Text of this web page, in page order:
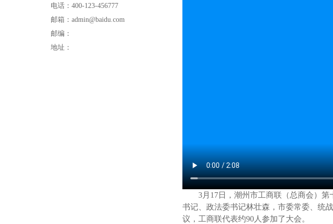
电话：400-123-456777
邮箱：admin@baidu.com
邮编：
地址：
3月 17日，潮州市工商联（总商会）
书记、政法委书记林壮森，市委常委、统
议，工商联代表约90 人参加了大会。